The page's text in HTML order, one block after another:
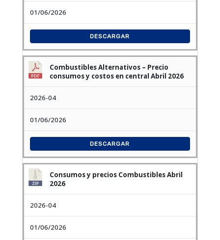
01/06/2026
DESCARGAR
Combustibles Alternativos – Precio
consumos y costos en central Abril 2026
2026-04
01/06/2026
DESCARGAR
Consumos y precios Combustibles Abril
2026
2026-04
01/06/2026